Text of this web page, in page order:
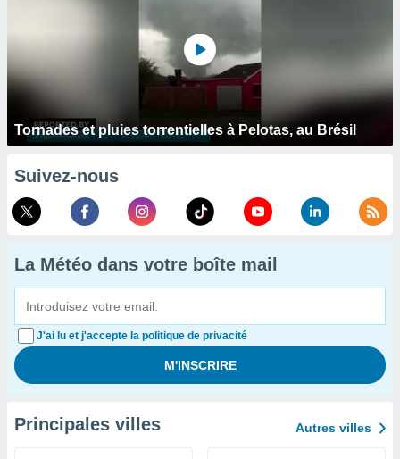
Tornades et pluies torrentielles à Pelotas, au Brésil
Suivez-nous
La Météo dans votre boîte mail
J'ai lu et j'accepte la politique de privacité
Principales villes Autres villes